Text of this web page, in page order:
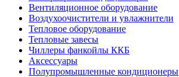
Вентиляционное оборудование
Воздухоочистители и увлажнители
Тепловое оборудование
Тепловые завесы
Чиллеры фанкойлы ККБ
Аксессуары
Полупромышленные кондиционеры